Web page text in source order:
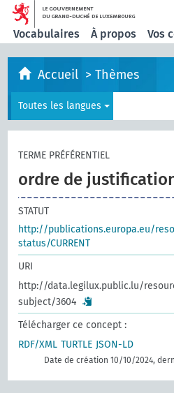
Vocabulaires À propos Vos
Accueil >Thèmes
Toutes les langues
TERME PRÉFÉRENTIEL
ordre de
STATUT
http://publications.europa.eu/
status/CURRENT
URI
http://data.legilux.public.lu/
subject/3604
Télécharger ce concept :
RDF/XML TURTLE JSON-LD
Date de création 10/10/2024,